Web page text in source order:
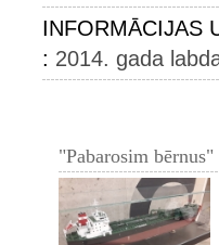
INFORMĀCIJAS
: 2014. gada
"Pabarosim